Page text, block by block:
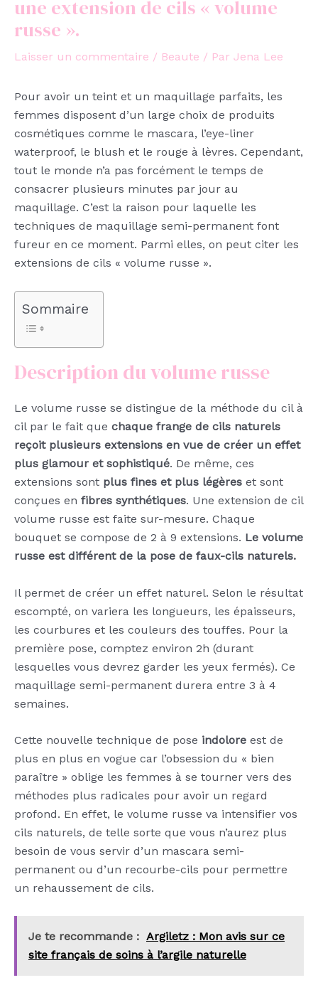
une extension de cils « volume
russe ».
Laisser un commentaire / Beaute / Par Jena Lee
Pour avoir un teint et un maquillage parfaits, les
femmes disposent d’un large choix de produits
cosmétiques comme le mascara, l’eye-liner
waterproof, le blush et le rouge à lèvres. Cependant,
tout le monde n’a pas forcément le temps de
consacrer plusieurs minutes par jour au
maquillage. C’est la raison pour laquelle les
techniques de maquillage semi-permanent font
fureur en ce moment. Parmi elles, on peut citer les
extensions de cils « volume russe ».
Sommaire
Description du volume russe
Le volume russe se distingue de la méthode du cil à
cil par le fait que chaque frange de cils naturels
reçoit plusieurs extensions en vue de créer un effet
plus glamour et sophistiqué. De même, ces
extensions sont plus fines et plus légères et sont
conçues en fibres synthétiques. Une extension de cil
volume russe est faite sur-mesure. Chaque
bouquet se compose de 2 à 9 extensions. Le volume
russe est différent de la pose de faux-cils naturels.
Il permet de créer un effet naturel. Selon le résultat
escompté, on variera les longueurs, les épaisseurs,
les courbures et les couleurs des touffes. Pour la
première pose, comptez environ 2h (durant
lesquelles vous devrez garder les yeux fermés). Ce
maquillage semi-permanent durera entre 3 à 4
semaines.
Cette nouvelle technique de pose indolore est de
plus en plus en vogue car l’obsession du « bien
paraître » oblige les femmes à se tourner vers des
méthodes plus radicales pour avoir un regard
profond. En effet, le volume russe va intensifier vos
cils naturels, de telle sorte que vous n’aurez plus
besoin de vous servir d’un mascara semi-
permanent ou d’un recourbe-cils pour permettre
un rehaussement de cils.
Je te recommande : Argiletz : Mon avis sur ce
site français de soins à l’argile naturelle